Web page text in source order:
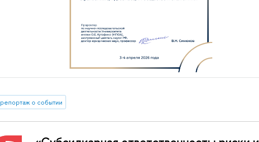
репортаж о событии